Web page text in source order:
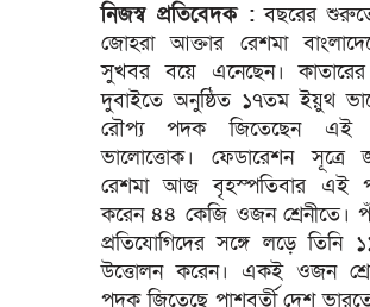
নিজস্ব প্রতিবেদক : বছরের
জোহরা আক্তার রেশমা
সুখবর বয়ে এনেছেন। কাতারের
দুবাইতে অনুষ্ঠিত ১৭তম ইয়ুথ
রৌপ্য পদক জিতেছেন এই
ভালোত্তোক। ফেডারেশন সূত্রে
রেশমা আজ বৃহস্পতিবার এই
করেন ৪৪ কেজি ওজন শ্রেনীতে।
প্রতিযোগিদের সঙ্গে লড়ে তিনি
উত্তোলন করেন। একই ওজন
পদক জিতেছে পাশবর্তী দেশ